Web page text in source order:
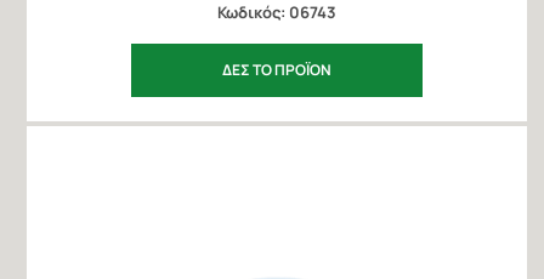
Κωδικός: 06743
ΔΕΣ ΤΟ ΠΡΟΪΟΝ